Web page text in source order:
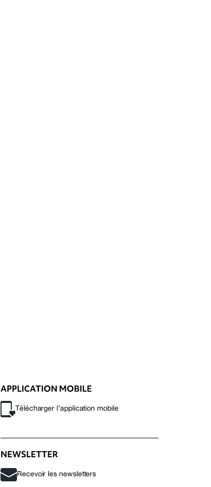
APPLICATION MOBILE
Télécharger l’application mobile
NEWSLETTER
Recevoir les newsletters